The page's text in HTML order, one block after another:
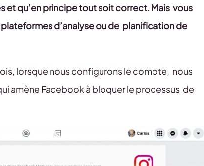
et qu’en principe tout soit correct. Mais vous
d’analyse ou de planification de
lorsque nous configurons le compte, nous
amène Facebook à bloquer le processus de